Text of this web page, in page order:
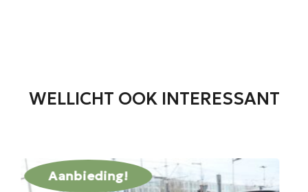
WELLICHT OOK INTERESSANT
Aanbieding!